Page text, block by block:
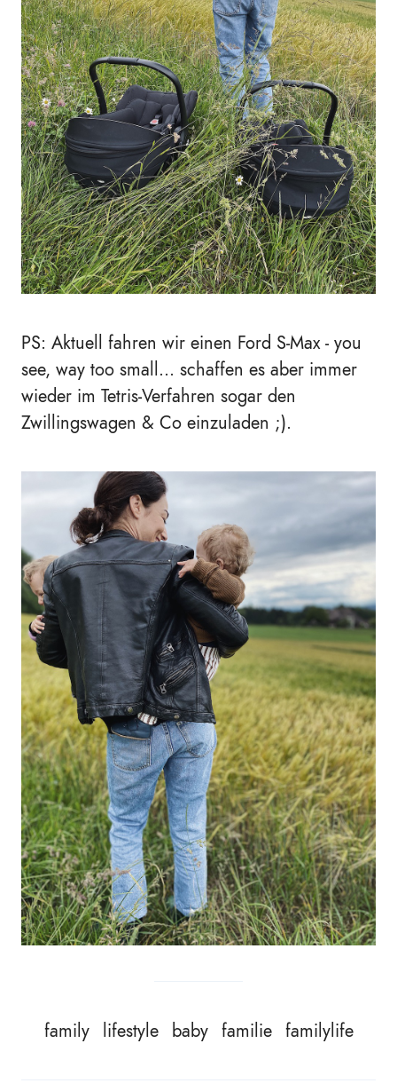
PS: Aktuell fahren wir einen Ford S-Max - you
see, way too small... schaffen es aber immer
wieder im Tetris-Verfahren sogar den
Zwillingswagen & Co einzuladen ;).
family lifestyle baby familie familylife